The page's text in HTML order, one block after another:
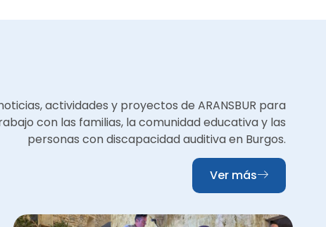
actividades y proyectos de ARANSBUR para
con las familias, la comunidad educativa y las
personas con discapacidad auditiva en Burgos.
Ver más